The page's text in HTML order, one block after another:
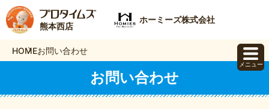
熊本西店
ホーミーズ株式会社
HOMEお問い合わせ
お問い合わせ
メニュー